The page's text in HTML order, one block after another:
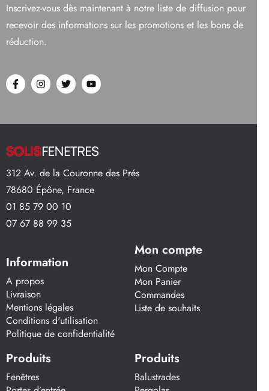
Inscrivez-vous dès maintenant à notre liste de diffusion pour
recevoir des informations sur les promotions et les bons de
réduction.
312 Av. de la Couronne des Prés
78680 Épône, France
01 85 79 00 10
07 67 88 99 35
Information
A propos
Livraison
Mentions légales
Conditions d'utilisation
Politique de confidentialité
Mon compte
Mon Compte
Mon Panier
Commandes
Liste de souhaits
Produits
Fenêtres
Produits
Balustrades